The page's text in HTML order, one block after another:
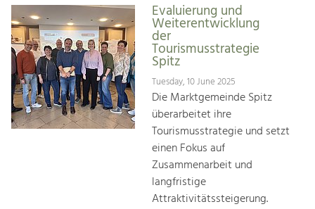
Evaluierung und
Weiterentwicklung
der
Tourismusstrategie
Spitz
Tuesday, 10 June 2025
Die Marktgemeinde Spitz
überarbeitet ihre
Tourismusstrategie und setzt
einen Fokus auf
Zusammenarbeit und
langfristige
Attraktivitätssteigerung.